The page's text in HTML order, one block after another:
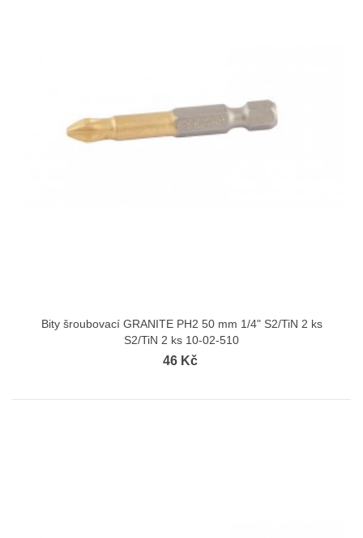
Bity šroubovací GRANITE PH2 50 mm 1/4" S2/TiN 2 ks
S2/TiN 2 ks 10-02-510
46 Kč